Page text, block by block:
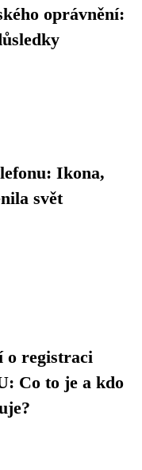
oprávnění:
Ikona,
svět
o registraci
Co to je a kdo